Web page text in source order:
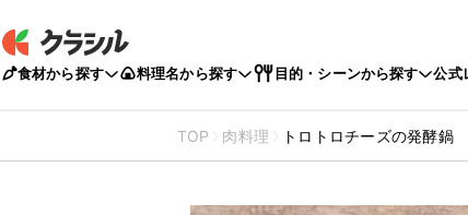
食材から探す 料理名から探す 目的・シーンから探す 公式
TOP 肉料理 トロトロチーズの発酵鍋